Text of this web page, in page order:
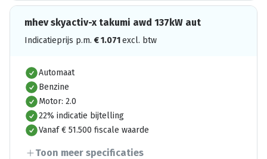
mhev skyactiv-x takumi awd 137kW aut
Indicatieprijs p.m. €1.071excl. btw
Automaat
Benzine
Motor: 2.0
22% indicatie bijtelling
Vanaf € 51.500 fiscale waarde
Toon meer specificaties